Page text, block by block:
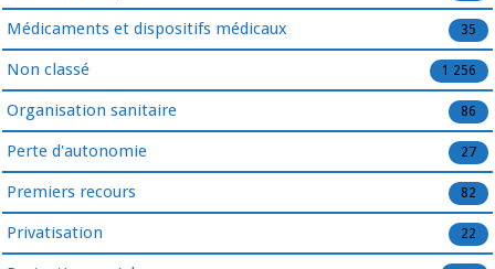
Médicaments et dispositifs médicaux 35
Non classé 1 256
Organisation sanitaire 86
Perte d'autonomie 27
Premiers recours 82
Privatisation 22